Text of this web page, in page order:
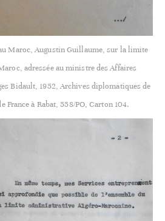
Maroc, Augustin Guillaume, sur la limite
adressée au ministre des Affaires
Bidault, 1952, Archives diplomatiques de
France à Rabat, 558/PO, Carton 104.